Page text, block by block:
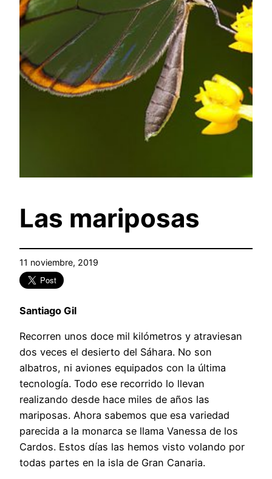
Las mariposas
11 noviembre, 2019
Santiago Gil
Recorren unos doce mil kilómetros y atraviesan
dos veces el desierto del Sáhara. No son
albatros, ni aviones equipados con la última
tecnología. Todo ese recorrido lo llevan
realizando desde hace miles de años las
mariposas. Ahora sabemos que esa variedad
parecida a la monarca se llama Vanessa de los
Cardos. Estos días las hemos visto volando por
todas partes en la isla de Gran Canaria.